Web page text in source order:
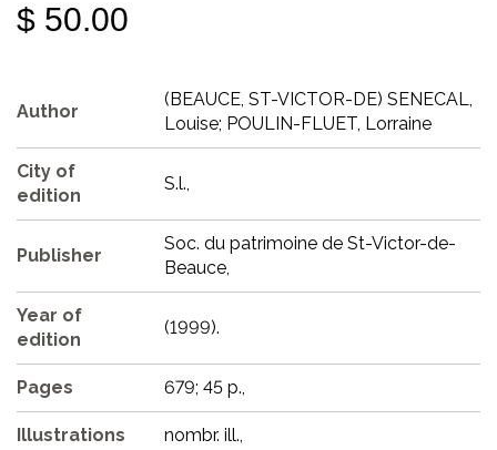
$ 50.00
Author
(BEAUCE, ST-VICTOR-DE) SENECAL,
Louise; POULIN-FLUET, Lorraine
City of
edition
S.l.,
Publisher
Soc. du patrimoine de St-Victor-de-
Beauce,
Year of
edition
(1999).
Pages 679; 45 p.,
Illustrations nombr. ill.,